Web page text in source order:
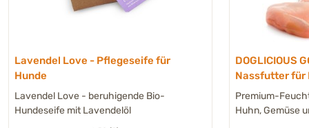
Lavendel Love - Pflegeseife für
Hunde
Lavendel Love - beruhigende Bio-
Hundeseife mit Lavendelöl
DOGLICIOUS
Nassfutter für
Aloe Vera - 6 x
Premium-
Huhn, Gemüse